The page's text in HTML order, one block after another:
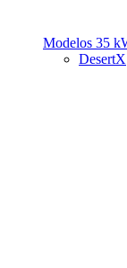
Modelos 35
DesertX